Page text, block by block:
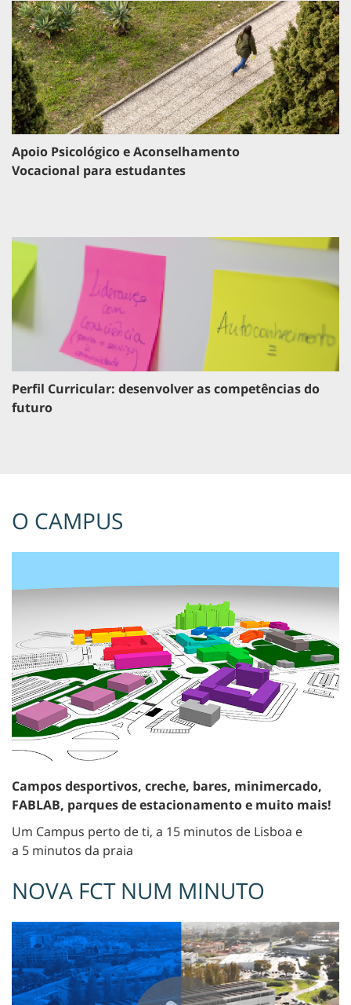
Apoio Psicológico e Aconselhamento
Vocacional para estudantes
Perfil Curricular: desenvolver as competências do
futuro
O CAMPUS
Campos desportivos, creche, bares, minimercado,
FABLAB, parques de estacionamento e muito mais!
Um Campus perto de ti, a 15 minutos de Lisboa e
a 5 minutos da praia
NOVA FCT NUM MINUTO